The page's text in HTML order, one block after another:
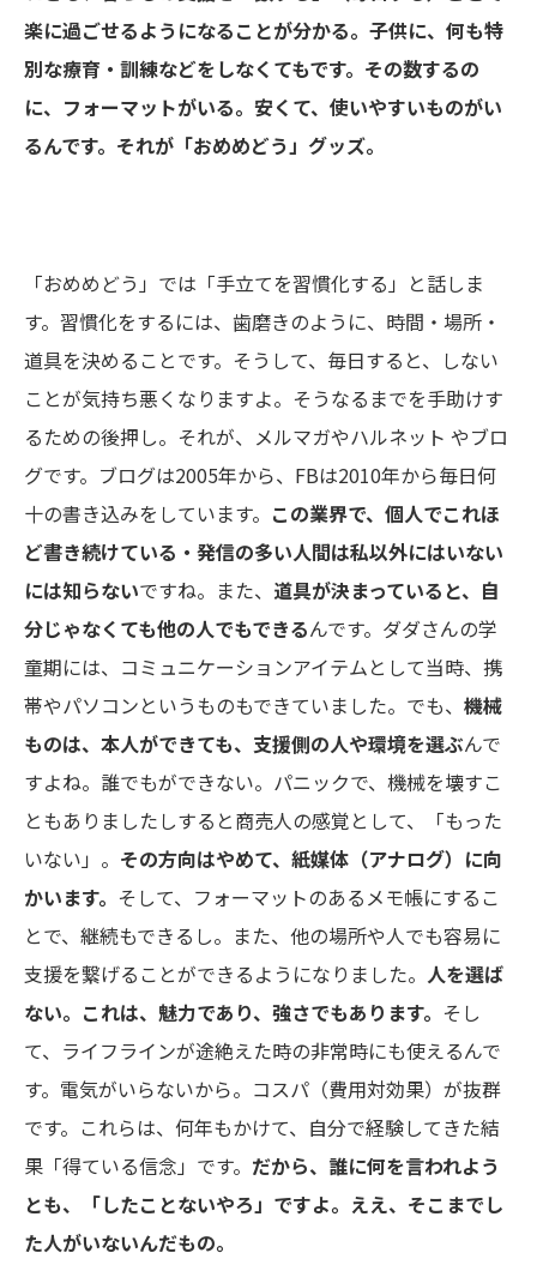
楽に過ごせるようになることが分かる。 子供に、何も特
別な療育・訓練などをしなくてもです。 その数するの
に、フォーマットがいる。 安くて、使いやすいものがい
るんです。 それが「おめめどう」グッズ。
「おめめどう 」では「手立てを習慣化する」と話しま
す。習慣化をするには、歯磨きのように、時間・場所・
道具を決めることです。そうして、毎日すると、しない
ことが気持ち悪くなりますよ。そうなるまでを手助けす
るための後押し。それが、 メルマガやハルネット やブロ
グです。ブログは2005年から、FBは2010年から毎日何
十の書き込みをしています。 この業界で、個人でこれほ
ど書き続けている・発信の多い人間は私以外にはいない
には知らないですね。また、 道具が決まっていると、自
分じゃなくても他の人でもできるんです。ダダさんの学
童期には、コミュニケーションアイテムとして当時、携
帯やパソコンというものもできていました。でも、 機械
ものは、本人ができても、 支援側の人や環境を選ぶんで
すよね。誰でもができない。パニックで、機械を壊すこ
ともありましたしすると商売人の感覚として、「もった
いない」。 その方向はやめて、紙媒体（アナログ）に向
かいます。 そして、フォーマットのあるメモ帳にするこ
とで、継続もできるし。また、他の場所や人でも容易に
支援を繋げることができるようになりました。 人を選ば
ない。 これは、魅力であり、強さでもあります。 そし
て、ライフラインが途絶えた時の非常時にも使えるんで
す。電気がいらないから。コスパ（費用対効果）が抜群
です。これらは、何年もかけて、自分で経験してきた結
果「得ている信念」です。 だから、誰に何を言われよう
とも、「したことないやろ」ですよ。 ええ、そこまでし
た人がいないんだもの。